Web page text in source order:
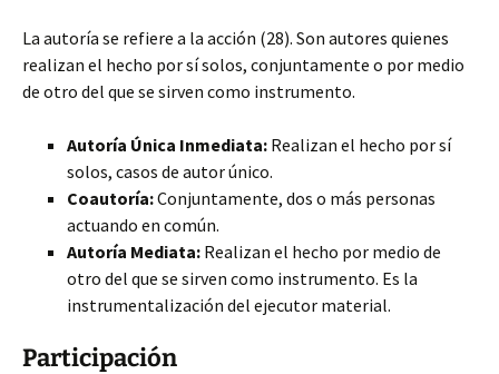
La autoría se refiere a la acción (28). Son autores quienes
realizan el hecho por sí solos, conjuntamente o por medio
de otro del que se sirven como instrumento.
Autoría Única Inmediata: Realizan el hecho por sí
solos, casos de autor único.
Coautoría:Conjuntamente, dos o más personas
actuando en común.
Autoría Mediata: Realizan el hecho por medio de
otro del que se sirven como instrumento. Es la
instrumentalización del ejecutor material.
Participación